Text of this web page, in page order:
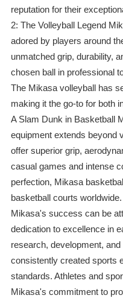
reputation for their
2: The Volleyball Legend
adored by players around
unmatched grip, durability,
chosen ball in professional
The Mikasa volleyball has
making it the go-to for both
A Slam Dunk in Basketball
equipment extends beyond
offer superior grip,
casual games and intense
perfection, Mikasa
basketball courts
Mikasa's success can be
dedication to excellence in
research, development,
consistently created sports
standards. Athletes and
Mikasa's commitment to